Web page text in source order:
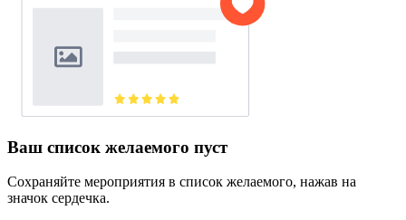
Ваш список желаемого пуст
Сохраняйте мероприятия в список желаемого, нажав на
значок сердечка.